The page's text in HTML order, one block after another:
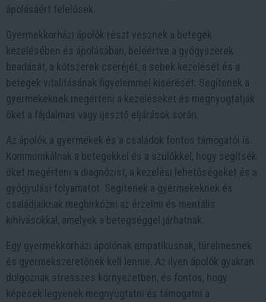
ápolásáért felelősek.
Gyermekkorházi ápolók részt vesznek a betegek
kezelésében és ápolásában, beleértve a gyógyszerek
beadását, a kötszerek cseréjét, a sebek kezelését és a
betegek vitalitásának figyelemmel kísérését. Segítenek a
gyermekeknek megérteni a kezeléseket és megnyugtatják
őket a fájdalmas vagy ijesztő eljárások során.
Az ápolók a gyermekek és a családok fontos támogatói is.
Kommunikálnak a betegekkel és a szülőkkel, hogy segítsék
őket megérteni a diagnózist, a kezelési lehetőségeket és a
gyógyulási folyamatot. Segítenek a gyermekeknek és
családjaiknak megbirkózni az érzelmi és mentális
kihívásokkal, amelyek a betegséggel járhatnak.
Egy gyermekkorházi ápolónak empatikusnak, türelmesnek
és gyermekszeretőnek kell lennie. Az ilyen ápolók gyakran
dolgoznak stresszes környezetben, és fontos, hogy
képesek legyenek megnyugtatni és támogatni a